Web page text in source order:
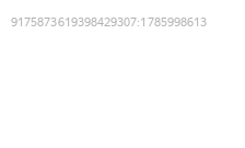
9175873619398429307:1785998613